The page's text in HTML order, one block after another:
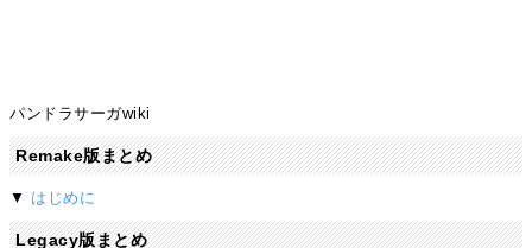
パンドラサーガwiki
Remake版まとめ
▼ はじめに
Legacy版まとめ